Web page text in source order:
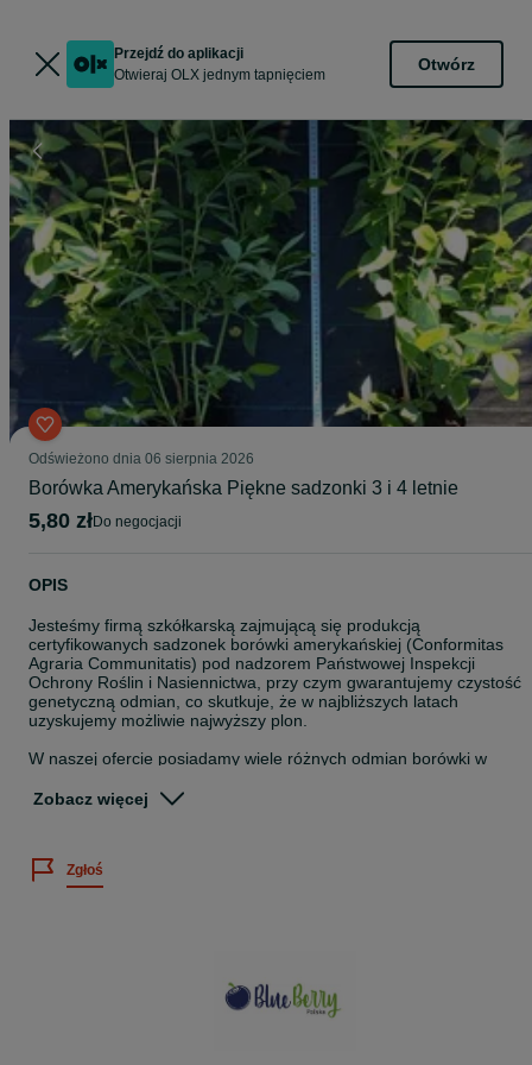
Przejdź do aplikacji
Otwieraj OLX jednym tapnięciem
Otwórz
Odświeżono dnia 06 sierpnia 2026
Borówka Amerykańska Piękne sadzonki 3 i 4 letnie
5,80 zł do negocjacji
OPIS
Jesteśmy firmą szkółkarską zajmującą się produkcją
certyfikowanych sadzonek borówki amerykańskiej (Conformitas
Agraria Communitatis) pod nadzorem Państwowej Inspekcji
Ochrony Roślin i Nasiennictwa, przy czym gwarantujemy czystość
genetyczną odmian, co skutkuje, że w najbliższych latach
uzyskujemy możliwie najwyższy plon.
W naszej ofercie posiadamy wiele różnych odmian borówki w
szkółkami oraz plantatorami w kraju i za granicą. Naszym klientom
-Bluecrop
-Duke
Zobacz więcej
Zgłoś